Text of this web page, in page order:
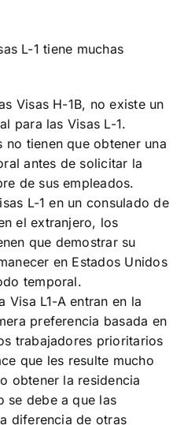
L-1 tiene muchas
Visas H-1B, no existe un
para las Visas L-1.
no tienen que obtener una
antes de solicitar la
de sus empleados.
L-1 en un consulado de
el extranjero, los
que demostrar su
en Estados Unidos
temporal.
Visa L1-A entran en la
preferencia basada en
trabajadores prioritarios
que les resulte mucho
obtener la residencia
se debe a que las
diferencia de otras